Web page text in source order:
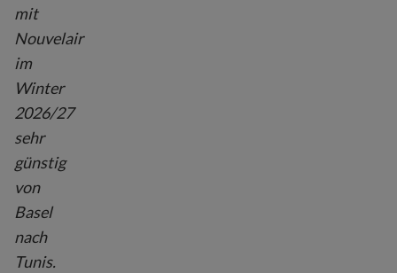
mit
Nouvelair
im
Winter
2026/27
sehr
günstig
von
Basel
nach
Tunis.